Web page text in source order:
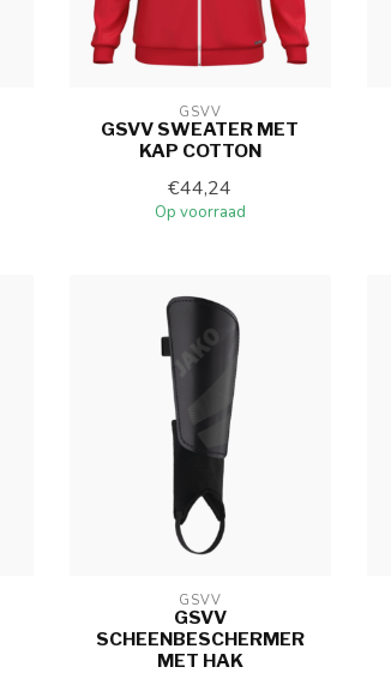
GSVV
GSVV SWEATER MET
KAP COTTON
€44,24
Op voorraad
GSVV
GSVV
SCHEENBESCHERMER
MET HAK